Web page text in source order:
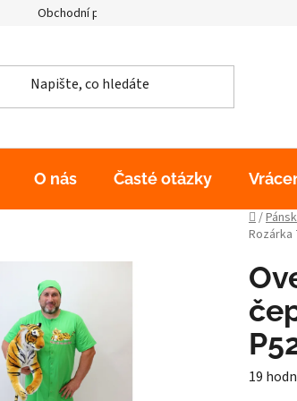
Obchodní podmínky
O nás Časté otázky
Domů
/
Rozárka
19